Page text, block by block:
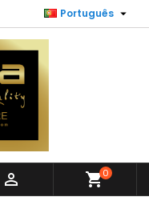
Português 
 shopping_cart0